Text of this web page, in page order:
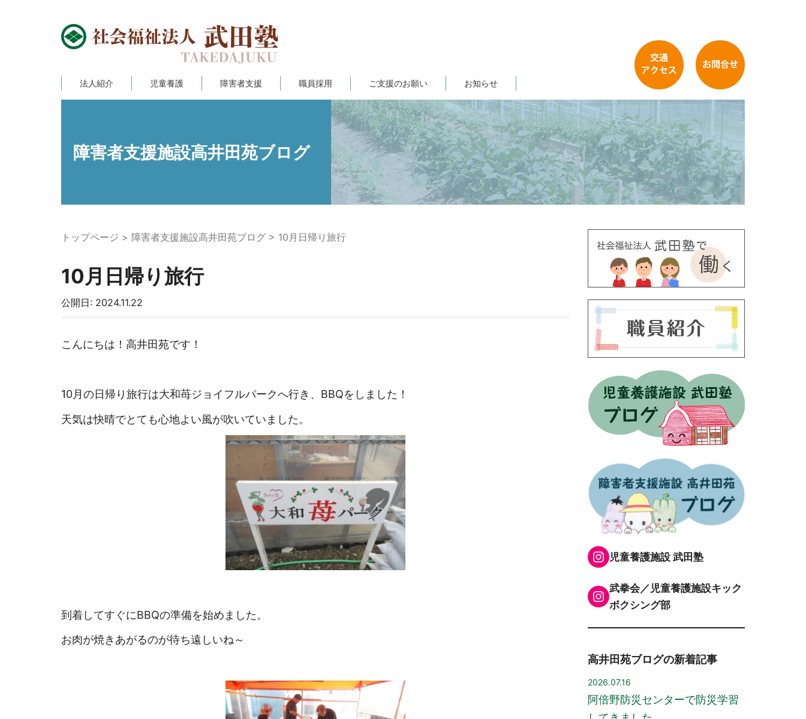
法人紹介 児童養護 障害者支援 職員採用 ご支援のお願い お知らせ
障害者支援施設高井田苑ブログ
トップページ 障害者支援施設高井田苑ブログ 10月日帰り旅行
10月日帰り旅行
公開日: 2024.11.22
こんにちは！高井田苑です！
10月の日帰り旅行は大和苺ジョイフルパークへ行き、BBQをしました！
天気は快晴でとても心地よい風が吹いていました。
到着してすぐにBBQの準備を始めました。
お肉が焼きあがるのが待ち遠しいね～
Instagram
児童養護施設 武田塾
Instagram
武拳会／児童養護施設キック
ボクシング部
高井田苑ブログの新着記事
2026.07.16
阿倍野防災センターで防災学習